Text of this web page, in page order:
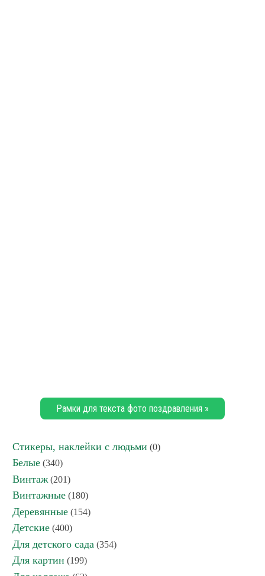
Рамки для текста фото поздравления »
Стикеры, наклейки с людьми (0)
Белые (340)
Винтаж (201)
Винтажные (180)
Деревянные (154)
Детские (400)
Для детского сада (354)
Для картин (199)